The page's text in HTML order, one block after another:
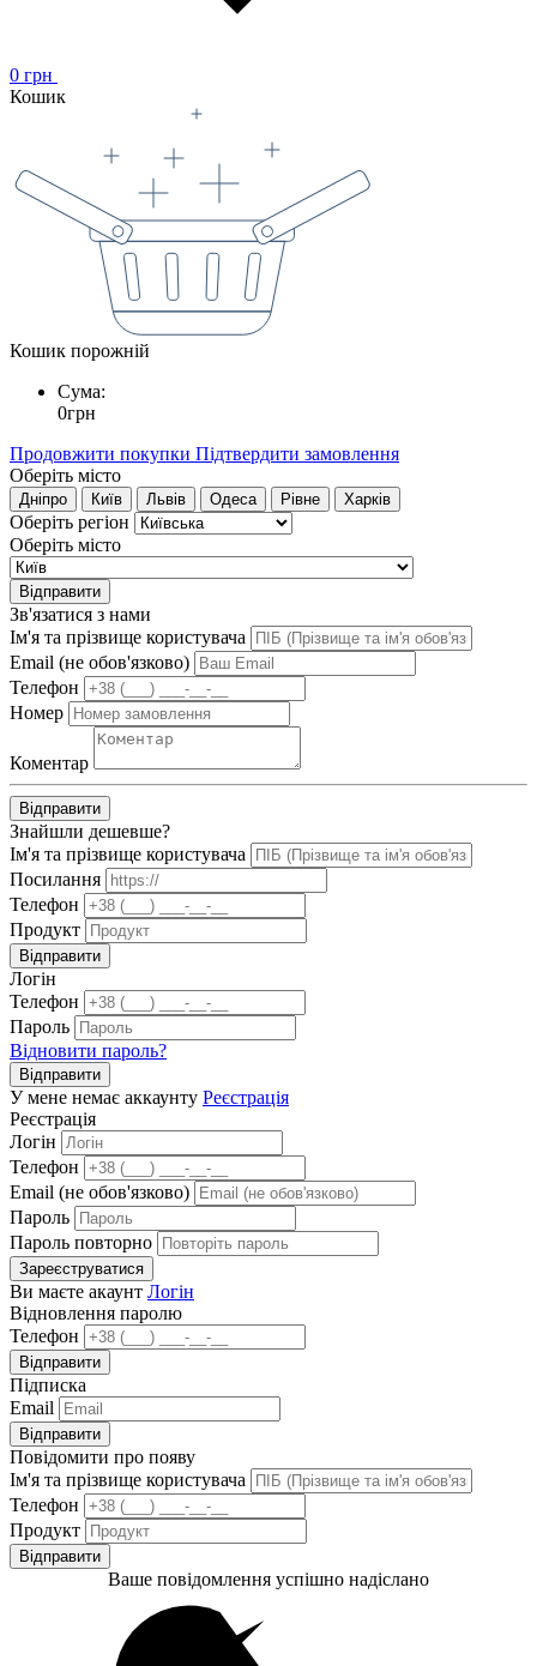
0 грн
Кошик
Кошик порожній
Сума:
0грн
Продовжити покупки Підтвердити замовлення
Оберіть місто
Дніпро Київ Львів Одеса Рівне Харків
Оберіть регіон
Оберіть місто
Відправити
Зв'язатися з нами
Ім'я та прізвище користувача
Email (не обов'язково)
Телефон
Номер
Коментар
Відправити
Знайшли дешевше?
Ім'я та прізвище користувача
Посилання
Телефон
Продукт
Відправити
Логін
Телефон
Пароль
Відновити пароль?
Відправити
У мене немає аккаунту Реєстрація
Реєстрація
Логін
Телефон
Email (не обов'язково)
Пароль
Пароль повторно
Зареєструватися
Ви маєте акаунт Логін
Відновлення паролю
Телефон
Відправити
Підписка
Email
Відправити
Повідомити про появу
Ім'я та прізвище користувача
Телефон
Продукт
Відправити
Ваше повідомлення успішно надіслано